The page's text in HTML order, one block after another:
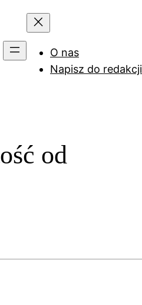
O nas
Napisz do redakcji
od